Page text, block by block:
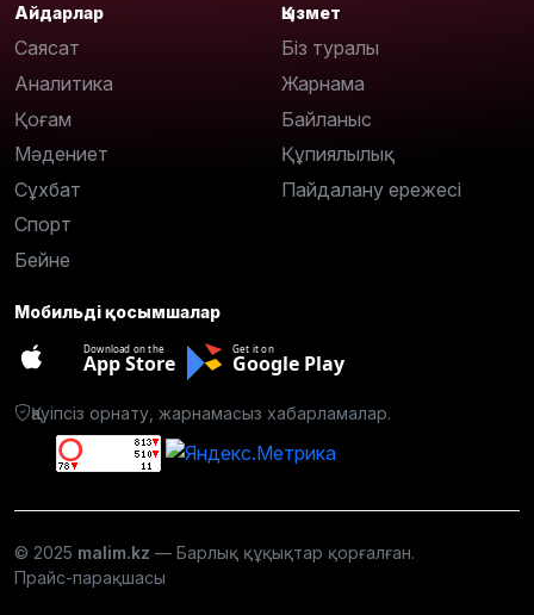
Айдарлар
Саясат
Аналитика
Қоғам
Мәдениет
Сұхбат
Спорт
Бейне
Қызмет
Біз туралы
Жарнама
Байланыс
Құпиялылық
Пайдалану ережесі
Мобильді қосымшалар
Download on the
App Store
Get it on
Google Play
Қауіпсіз орнату, жарнамасыз хабарламалар.
© 2025 malim.kz — Барлық құқықтар қорғалған.
Прайс-парақшасы